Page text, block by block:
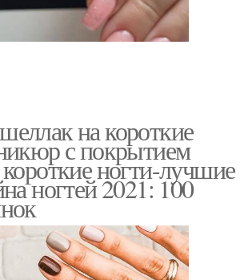
на короткие
с покрытием
ногти-лучшие
ногтей 2021: 100